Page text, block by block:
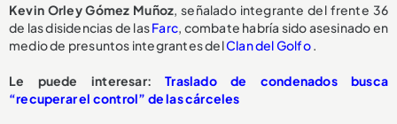
Kevin Orley Gómez Muñoz, señalado integrante del frente 36
de las disidencias de lasFarc, combate habría sido asesinado en
medio de presuntos integrantes delClan del Golfo.
Le puede interesar:Traslado de condenados busca
“recuperar el control” de las cárceles